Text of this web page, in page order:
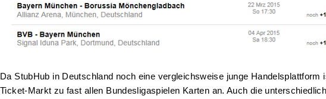
Da StubHub in Deutschland noch eine vergleichsweise junge
Ticket-Markt zu fast allen Bundesligaspielen Karten an. Auch die